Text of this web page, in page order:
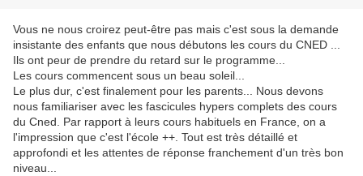
Vous ne nous croirez peut-être pas mais c'est sous la demande
insistante des enfants que nous débutons les cours du CNED ...
Ils ont peur de prendre du retard sur le programme...
Les cours commencent sous un beau soleil...
Le plus dur, c'est finalement pour les parents... Nous devons
nous familiariser avec les fascicules hypers complets des cours
du Cned. Par rapport à leurs cours habituels en France, on a
l'impression que c'est l'école ++. Tout est très détaillé et
approfondi et les attentes de réponse franchement d'un très bon
niveau...